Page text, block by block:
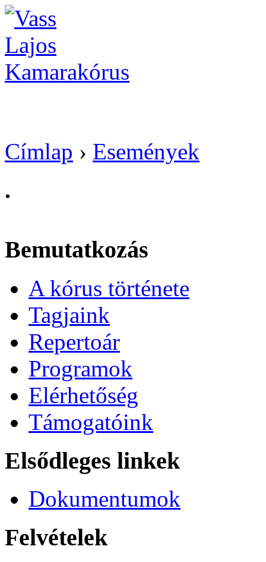
Címlap › Események
.
Bemutatkozás
A kórus története
Tagjaink
Repertoár
Programok
Elérhetőség
Támogatóink
Elsődleges linkek
Dokumentumok
Felvételek